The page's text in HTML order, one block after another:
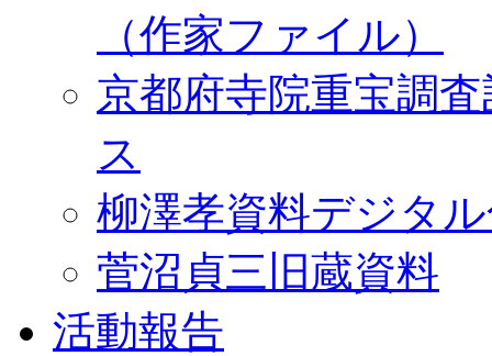
（作家ファイル）
京都府寺院重宝調
ス
柳澤孝資料デジタ
菅沼貞三旧蔵資料
活動報告